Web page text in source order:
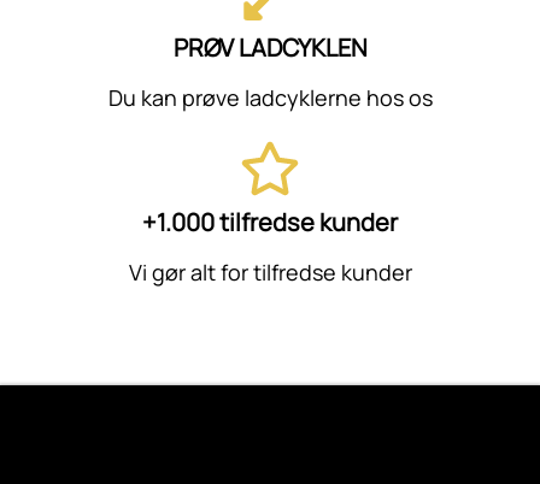
PRØV LADCYKLEN
Du kan prøve ladcyklerne hos os
+1.000 tilfredse kunder
Vi gør alt for tilfredse kunder